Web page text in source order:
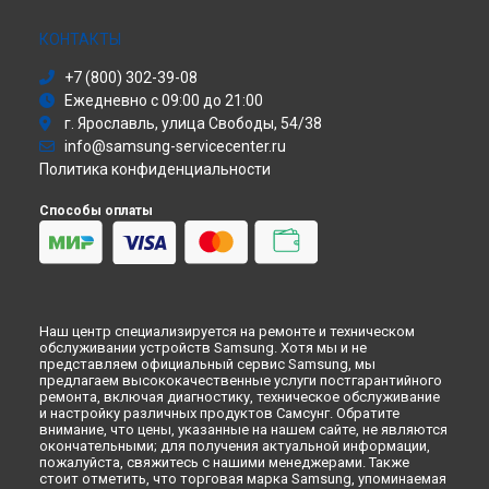
Ремонт холодильника RB-33 J3000WW Samsung в
Ремонт холодильника RB-33 J3000WW Samsung в
Красноярске
Ремонт холодильника RB-33 J3000WW Samsung в
Ремонт холодильника RB-33 J3000WW Samsung в
Ульяновске
Ремонт холодильника RB-33 J3000WW Samsung в
Ремонт холодильника RB-33 J3000WW Samsung в
Ремонт холодильника RB-33 J3000WW Samsung в
Петербурге
Моноблок
Атс
Смарт-часы
Варочная панель
Посудомоечная машина
Морозильная камера
Кондиционер
Духовой шкаф
Вытяжка
КОНТАКТЫ
+7 (800) 302-39-08
Ежедневно с 09:00 до 21:00
г. Ярославль, улица Свободы, 54/38
info@samsung-servicecenter.ru
Политика конфиденциальности
Способы оплаты
Наш центр специализируется на ремонте и техническом
обслуживании устройств Samsung. Хотя мы и не
представляем официальный сервис Samsung, мы
предлагаем высококачественные услуги постгарантийного
ремонта, включая диагностику, техническое обслуживание
и настройку различных продуктов Самсунг. Обратите
внимание, что цены, указанные на нашем сайте, не являются
окончательными; для получения актуальной информации,
пожалуйста, свяжитесь с нашими менеджерами. Также
стоит отметить, что торговая марка Samsung, упоминаемая